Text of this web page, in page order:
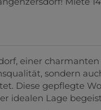
einer
sondern
Diese gepflegte
idealen Lage